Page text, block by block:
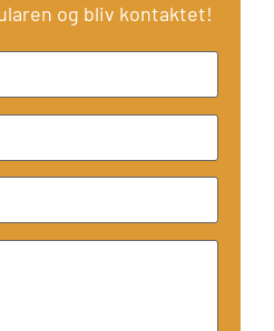
og bliv kontaktet!